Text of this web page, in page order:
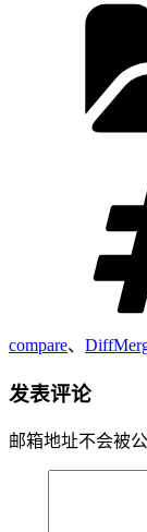
compare、
发表评论
邮箱地址不会被公